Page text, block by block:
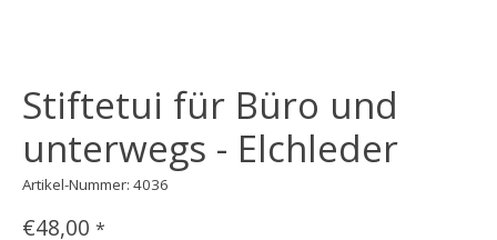
Stiftetui für Büro und
unterwegs - Elchleder
Artikel-Nummer: 4036
€48,00 *